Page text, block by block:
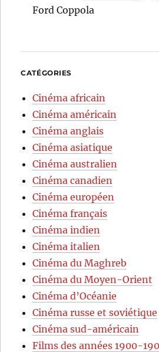
Ford Coppola
CATÉGORIES
Cinéma africain
Cinéma américain
Cinéma anglais
Cinéma asiatique
Cinéma australien
Cinéma canadien
Cinéma européen
Cinéma français
Cinéma indien
Cinéma italien
Cinéma du Maghreb
Cinéma du Moyen-Orient
Cinéma d’Océanie
Cinéma russe et soviétique
Cinéma sud-américain
Films des années 1900-